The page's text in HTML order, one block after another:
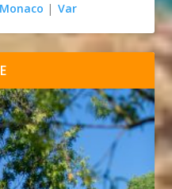
Monaco | Var